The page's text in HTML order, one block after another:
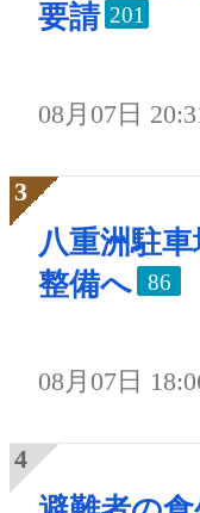
要請 201
08月07日
八重洲駐
整備へ
86
08月07日